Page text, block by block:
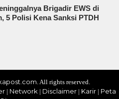
Brigadir EWS di
5 Polisi Kena Sanksi PTDH
. All rights reserved.
| Network | Disclaimer | Karir | Peta